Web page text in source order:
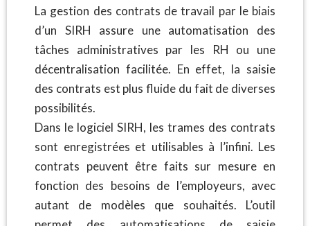
La gestion des contrats de travail par le biais
d’un SIRH assure une automatisation des
tâches administratives par les RH ou une
décentralisation facilitée. En effet, la saisie
des contrats est plus fluide du fait de diverses
possibilités.
Dans le logiciel SIRH, les trames des contrats
sont enregistrées et utilisables à l’infini. Les
contrats peuvent être faits sur mesure en
fonction des besoins de l’employeurs, avec
autant de modèles que souhaités. L’outil